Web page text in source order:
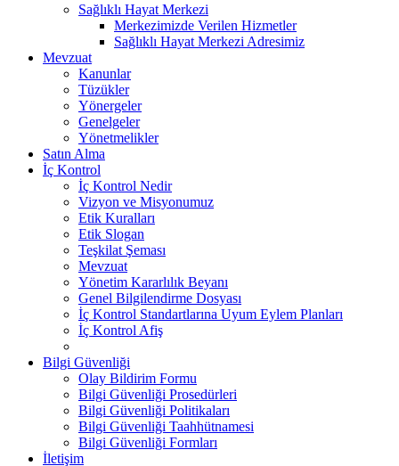
Sağlıklı Hayat Merkezi
Merkezimizde Verilen Hizmetler
Sağlıklı Hayat Merkezi Adresimiz
Mevzuat
Kanunlar
Tüzükler
Yönergeler
Genelgeler
Yönetmelikler
Satın Alma
İç Kontrol
İç Kontrol Nedir
Vizyon ve Misyonumuz
Etik Kuralları
Etik Slogan
Teşkilat Şeması
Mevzuat
Yönetim Kararlılık Beyanı
Genel Bilgilendirme Dosyası
İç Kontrol Standartlarına Uyum Eylem Planları
İç Kontrol Afiş
Bilgi Güvenliği
Olay Bildirim Formu
Bilgi Güvenliği Prosedürleri
Bilgi Güvenliği Politikaları
Bilgi Güvenliği Taahhütnamesi
Bilgi Güvenliği Formları
İletişim